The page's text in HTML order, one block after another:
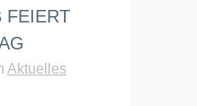
FEIERT
Aktuelles